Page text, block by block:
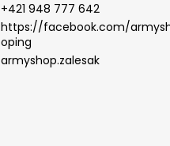
+421 948 777 642
https://facebook.com/
oping
armyshop.zalesak